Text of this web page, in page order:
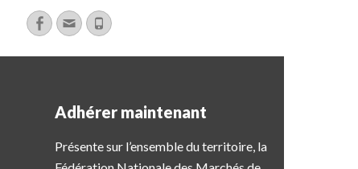
Adhérer maintenant
Présente sur l’ensemble du territoire, la